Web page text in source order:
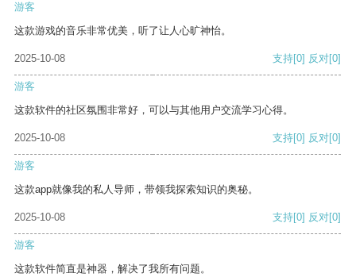
游客
这款游戏的音乐非常优美，听了让人心旷神怡。
2025-10-08 支持[0] 反对[0]
游客
这款软件的社区氛围非常好，可以与其他用户交流学习心得。
2025-10-08 支持[0] 反对[0]
游客
这款app就像我的私人导师，带领我探索知识的奥秘。
2025-10-08 支持[0] 反对[0]
游客
这款软件简直是神器，解决了我所有问题。